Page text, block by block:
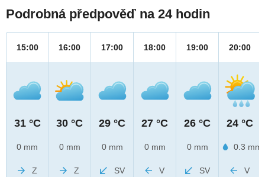
Podrobná předpověď na 24 hodin
15:00
31 °C
0 mm
Z
16:00
30 °C
0 mm
Z
17:00
29 °C
0 mm
SV
18:00
27 °C
0 mm
V
19:00
26 °C
0 mm
SV
20:00
24 °C
0.3 mm
V